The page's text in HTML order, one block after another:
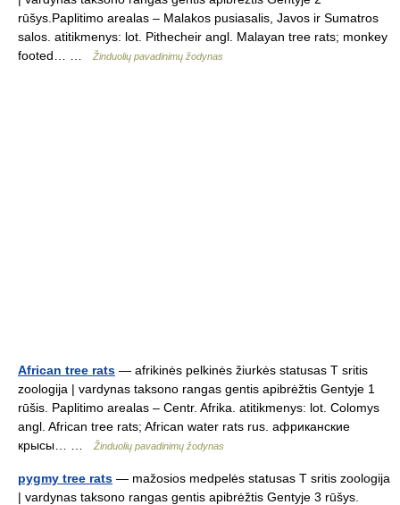
rūšys.Paplitimo arealas – Malakos pusiasalis, Javos ir Sumatros
salos. atitikmenys: lot. Pithecheir angl. Malayan tree rats; monkey
footed… …
Žinduolių pavadinimų žodynas
African tree rats — afrikinės pelkinės žiurkės statusas T sritis
zoologija | vardynas taksono rangas gentis apibrėžtis Gentyje 1
rūšis. Paplitimo arealas – Centr. Afrika. atitikmenys: lot. Colomys
angl. African tree rats; African water rats rus. африканские
крысы… …
Žinduolių pavadinimų žodynas
pygmy tree rats — mažosios medpelės statusas T sritis zoologija
| vardynas taksono rangas gentis apibrėžtis Gentyje 3 rūšys.